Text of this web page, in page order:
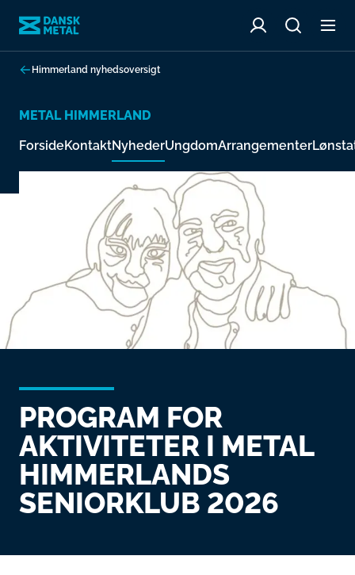
Himmerland nyhedsoversigt
METAL HIMMERLAND
ForsideKontaktNyhederUngdomArrangementer
PROGRAM FOR
AKTIVITETER I METAL
HIMMERLANDS
SENIORKLUB 2026